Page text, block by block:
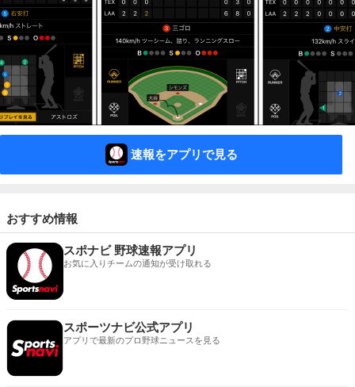
速報をアプリで見る
おすすめ情報
スポナビ 野球速報アプリ
お気に入りチームの通知が受け取れる
スポーツナビ公式アプリ
アプリで最新のプロ野球ニュースを見る